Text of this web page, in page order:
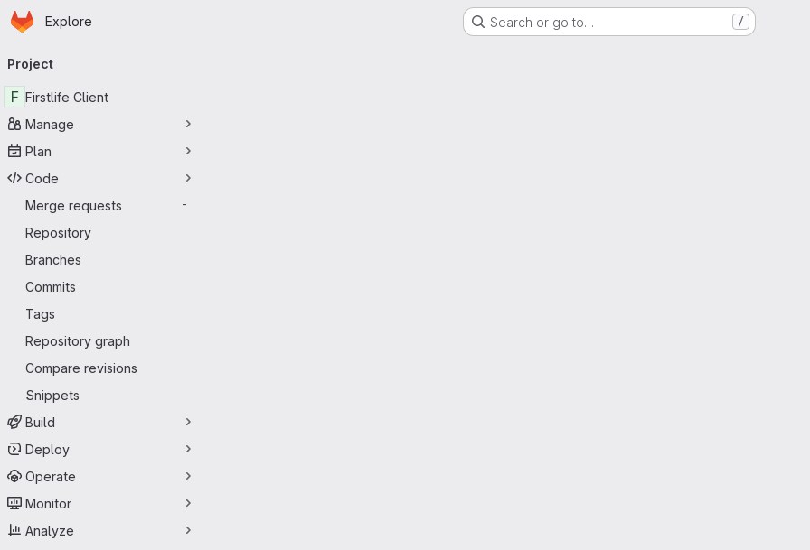
Skip to main content
Homepage
Explore Search or go to… /
navigation
Project
F Firstlife Client
Manage
Plan
Code
Merge requests
-
Repository
Branches
Commits
Tags
Repository graph
Compare revisions
Snippets
Build
Deploy
Operate
Monitor
Analyze